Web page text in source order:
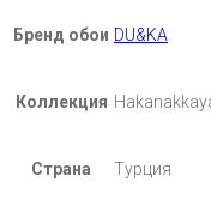
Бренд обои DU&KA
Коллекция
Страна Турция